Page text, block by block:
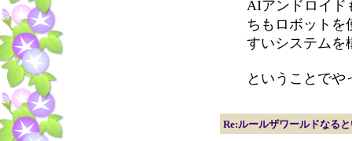
AIアンドロイド
ちもロボットを
すいシステムを
ということで
Re:ルールザワールドなる